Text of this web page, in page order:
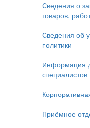
Сведения о
товаров,
Сведения об
политики
Информация
специалистов
Приёмное